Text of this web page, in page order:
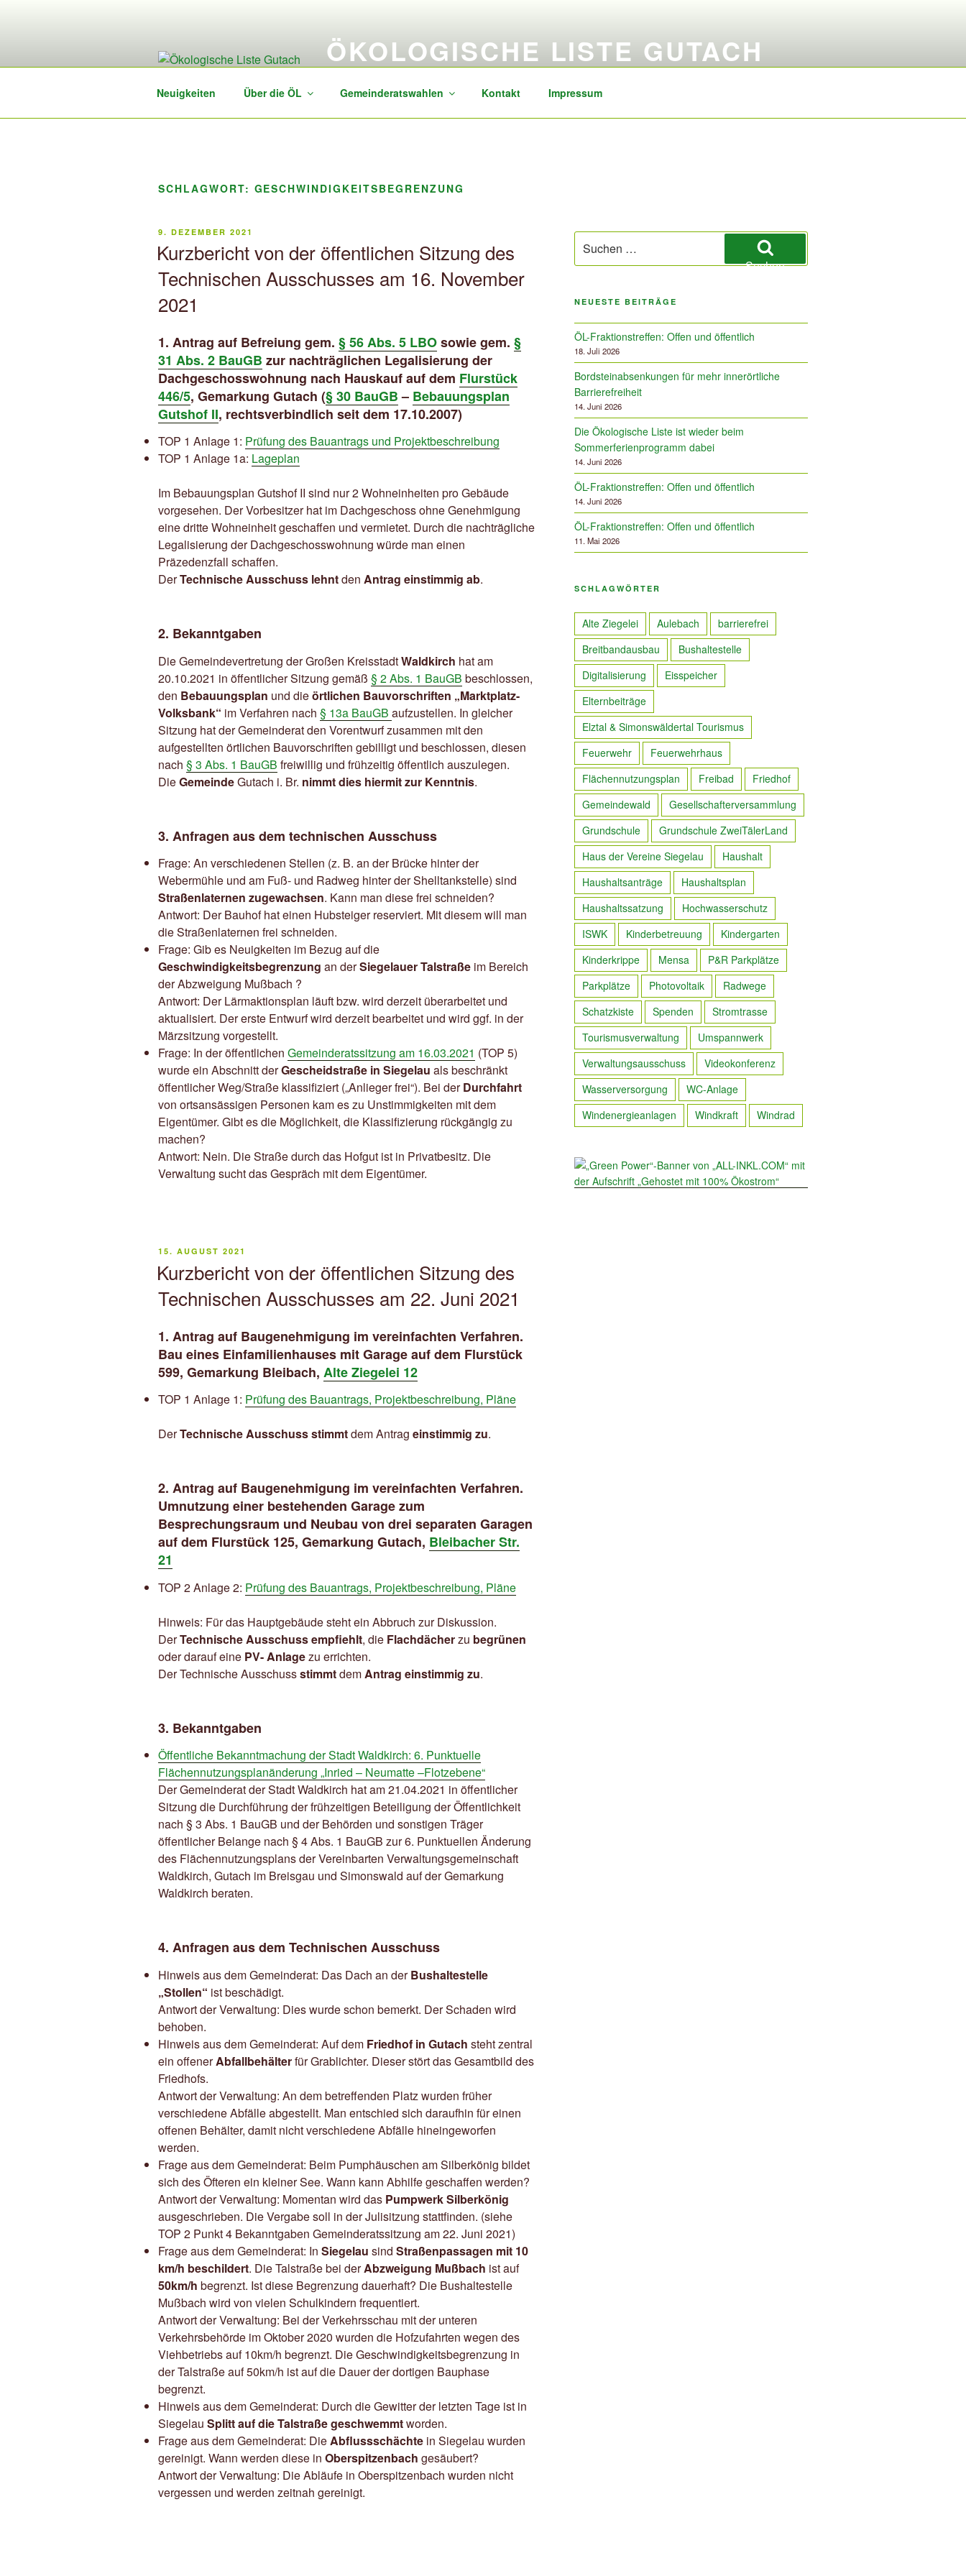
ÖKOLOGISCHE LISTE GUTACH
Neuigkeiten Über die ÖL Gemeinderatswahlen Kontakt Impressum
SCHLAGWORT: GESCHWINDIGKEITSBEGRENZUNG
VERÖFFENTLICHT
9. DEZEMBER 2021
Kurzbericht von der öffentlichen Sitzung des
Technischen Ausschusses am 16. November
2021
1. Antrag auf Befreiung gem. § 56 Abs. 5 LBOsowie gem. §
31 Abs. 2 BauGB zur nachträglichen Legalisierung der
Dachgeschosswohnung nach Hauskauf auf dem Flurstück
446/5, Gemarkung Gutach (§ 30 BauGB– Bebauungsplan
Gutshof II, rechtsverbindlich seit dem 17.10.2007)
TOP 1 Anlage 1: Prüfung des Bauantrags und Projektbeschreibung
TOP 1 Anlage 1a: Lageplan
Im Bebauungsplan Gutshof II sind nur 2 Wohneinheiten pro Gebäude
vorgesehen. Der Vorbesitzer hat im Dachgeschoss ohne Genehmigung
eine dritte Wohneinheit geschaffen und vermietet. Durch die nachträgliche
Legalisierung der Dachgeschosswohnung würde man einen
Präzedenzfall schaffen.
DerTechnische Ausschuss lehntden Antrag einstimmig ab.
2. Bekanntgaben
Die Gemeindevertretung der Großen KreisstadtWaldkirch hat am
20.10.2021 in öffentlicher Sitzung gemäß § 2 Abs. 1 BauGB beschlossen,
den Bebauungsplan und dieörtlichen Bauvorschriften „Marktplatz-
Volksbank“ im Verfahren nach § 13a BauGB aufzustellen. In gleicher
Sitzung hat der Gemeinderat den Vorentwurf zusammen mit den
aufgestellten örtlichen Bauvorschriften gebilligt und beschlossen, diesen
nach § 3 Abs. 1 BauGB freiwillig und frühzeitig öffentlich auszulegen.
DieGemeindeGutach i. Br. nimmt dies hiermit zur Kenntnis.
3. Anfragen aus dem technischen Ausschuss
Frage: An verschiedenen Stellen (z. B. an der Brücke hinter der
Webermühle und am Fuß- und Radweg hinter der Shelltankstelle) sind
Straßenlaternen zugewachsen. Kann man diese frei schneiden?
Antwort: Der Bauhof hat einen Hubsteiger reserviert. Mit diesem will man
die Straßenlaternen frei schneiden.
Frage: Gib es Neuigkeiten im Bezug auf die
Geschwindigkeitsbegrenzung an derSiegelauer Talstraße im Bereich
der Abzweigung Mußbach ?
Antwort: Der Lärmaktionsplan läuft bzw. wird derzeit überarbeitet und
aktualisiert. Der erste Entwurf wird derzeit bearbeitet und wird ggf. in der
Märzsitzung vorgestellt.
Frage: In der öffentlichen Gemeinderatssitzung am 16.03.2021 (TOP 5)
wurde ein Abschnitt derGescheidstraße in Siegelau als beschränkt
öffentlicher Weg/Straße klassifiziert („Anlieger frei“). Bei derDurchfahrt
von ortsansässigen Personen kam es zu Unstimmigkeiten mit dem
Eigentümer. Gibt es die Möglichkeit, die Klassifizierung rückgängig zu
machen?
Antwort: Nein. Die Straße durch das Hofgut ist in Privatbesitz. Die
Verwaltung sucht das Gespräch mit dem Eigentümer.
VERÖFFENTLICHT
15. AUGUST 2021
Kurzbericht von der öffentlichen Sitzung des
Technischen Ausschusses am 22. Juni 2021
1. Antrag auf Baugenehmigung im vereinfachten Verfahren.
Bau eines Einfamilienhauses mit Garage auf dem Flurstück
599, Gemarkung Bleibach, Alte Ziegelei 12
TOP 1 Anlage 1: Prüfung des Bauantrags, Projektbeschreibung, Pläne
DerTechnische Ausschuss stimmtdem Antrag einstimmig zu.
2. Antrag auf Baugenehmigung im vereinfachten Verfahren.
Umnutzung einer bestehenden Garage zum
Besprechungsraum und Neubau von drei separaten Garagen
auf dem Flurstück 125, Gemarkung Gutach, Bleibacher Str.
21
TOP 2 Anlage 2: Prüfung des Bauantrags, Projektbeschreibung, Pläne
Hinweis: Für das Hauptgebäude steht ein Abbruch zur Diskussion.
DerTechnische Ausschuss empfiehlt, die Flachdächerzu begrünen
oder darauf eine PV- Anlagezu errichten.
Der Technische Ausschussstimmtdem Antrag einstimmig zu.
3. Bekanntgaben
Öffentliche Bekanntmachung der Stadt Waldkirch: 6. Punktuelle
Flächennutzungsplanänderung „Inried – Neumatte –Flotzebene“
Der Gemeinderat der Stadt Waldkirch hat am 21.04.2021 in öffentlicher
Sitzung die Durchführung der frühzeitigen Beteiligung der Öffentlichkeit
nach § 3 Abs. 1 BauGB und der Behörden und sonstigen Träger
öffentlicher Belange nach § 4 Abs. 1 BauGB zur 6. Punktuellen Änderung
des Flächennutzungsplans der Vereinbarten Verwaltungsgemeinschaft
Waldkirch, Gutach im Breisgau und Simonswald auf der Gemarkung
Waldkirch beraten.
4. Anfragen aus dem Technischen Ausschuss
Hinweis aus dem Gemeinderat: Das Dach an derBushaltestelle
„Stollen“ ist beschädigt.
Antwort der Verwaltung: Dies wurde schon bemerkt. Der Schaden wird
behoben.
Hinweis aus dem Gemeinderat: Auf dem Friedhof in Gutach steht zentral
ein offenerAbfallbehälterfür Grablichter. Dieser stört das Gesamtbild des
Friedhofs.
Antwort der Verwaltung: An dem betreffenden Platz wurden früher
verschiedene Abfälle abgestellt. Man entschied sich daraufhin für einen
offenen Behälter, damit nicht verschiedene Abfälle hineingeworfen
werden.
Frage aus dem Gemeinderat: Beim Pumphäuschen am Silberkönig bildet
sich des Öfteren ein kleiner See. Wann kann Abhilfe geschaffen werden?
Antwort der Verwaltung: Momentan wird das Pumpwerk Silberkönig
ausgeschrieben. Die Vergabe soll in der Julisitzung stattfinden. (siehe
TOP 2 Punkt 4 Bekanntgaben Gemeinderatssitzung am 22. Juni 2021)
Frage aus dem Gemeinderat: In Siegelau sind Straßenpassagen mit 10
km/h beschildert. Die Talstraße bei derAbzweigung Mußbach ist auf
50km/h begrenzt. Ist diese Begrenzung dauerhaft? Die Bushaltestelle
Mußbach wird von vielen Schulkindern frequentiert.
Antwort der Verwaltung: Bei der Verkehrsschau mit der unteren
Verkehrsbehörde im Oktober 2020 wurden die Hofzufahrten wegen des
Viehbetriebs auf 10km/h begrenzt. Die Geschwindigkeitsbegrenzung in
der Talstraße auf 50km/h ist auf die Dauer der dortigen Bauphase
begrenzt.
Hinweis aus dem Gemeinderat: Durch die Gewitter der letzten Tage ist in
Siegelau Splitt auf die Talstraße geschwemmtworden.
Frage aus dem Gemeinderat: Die Abflussschächte in Siegelau wurden
gereinigt. Wann werden diese in Oberspitzenbach gesäubert?
Antwort der Verwaltung: Die Abläufe in Oberspitzenbach wurden nicht
vergessen und werden zeitnah gereinigt.
Suchen
nach:
Suchen
NEUESTE BEITRÄGE
ÖL-Fraktionstreffen: Offen und öffentlich
18. Juli 2026
Bordsteinabsenkungen für mehr innerörtliche
Barrierefreiheit
14. Juni 2026
Die Ökologische Liste ist wieder beim
Sommerferienprogramm dabei
14. Juni 2026
ÖL-Fraktionstreffen: Offen und öffentlich
14. Juni 2026
ÖL-Fraktionstreffen: Offen und öffentlich
11. Mai 2026
SCHLAGWÖRTER
Alte Ziegelei Aulebach
barrierefrei
Breitbandausbau
Bushaltestelle
Digitalisierung
Eisspeicher
Elternbeiträge
Elztal & Simonswäldertal Tourismus
Feuerwehr
Feuerwehrhaus
Flächennutzungsplan
Freibad
Friedhof
Gemeindewald
Gesellschafterversammlung
Grundschule
Grundschule ZweiTälerLand
Haus der Vereine Siegelau
Haushalt
Haushaltsanträge
Haushaltsplan
Haushaltssatzung
Hochwasserschutz
ISWK
Kinderbetreuung
Kindergarten
Kinderkrippe
Mensa
P&R Parkplätze
Parkplätze
Photovoltaik
Radwege
Schatzkiste
Spenden
Stromtrasse
Tourismusverwaltung
Umspannwerk
Verwaltungsausschuss
Videokonferenz
Wasserversorgung
WC-Anlage
Windenergieanlagen
Windkraft Windrad